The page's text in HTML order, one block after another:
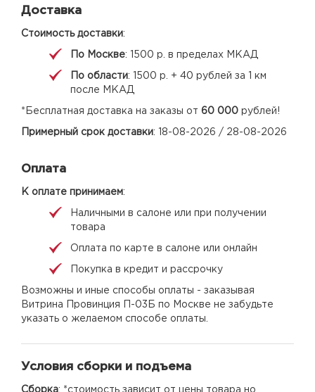
Доставка
Стоимость доставки:
По Москве: 1500 р. в пределах МКАД
По области: 1500 р. + 40 рублей за 1 км
после МКАД
*Бесплатная доставка на заказы от 60 000 рублей!
Примерный срок доставки: 18-08-2026 / 28-08-2026
Оплата
К оплате принимаем:
Наличными в салоне или при получении
товара
Оплата по карте в салоне или онлайн
Покупка в кредит и рассрочку
Возможны и иные способы оплаты - заказывая
Витрина Провинция П-03Б по Москве не забудьте
указать о желаемом способе оплаты.
Условия сборки и подъема
Сборка: *стоимость зависит от цены товара но